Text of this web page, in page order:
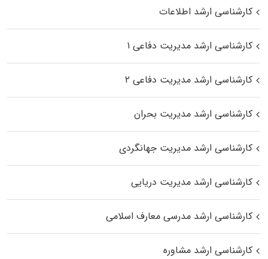
کارشناسی ارشد اطلاعات
کارشناسی ارشد مدیریت دفاعی ۱
کارشناسی ارشد مدیریت دفاعی ۲
کارشناسی ارشد مدیریت بحران
کارشناسی ارشد مدیریت جهانگردی
کارشناسی ارشد مدیریت دریایی
کارشناسی ارشد مدرسی معارف اسلامی
کارشناسی ارشد مشاوره